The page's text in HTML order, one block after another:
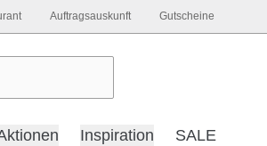
Inspiration SALE
Auftragsauskunft Gutscheine